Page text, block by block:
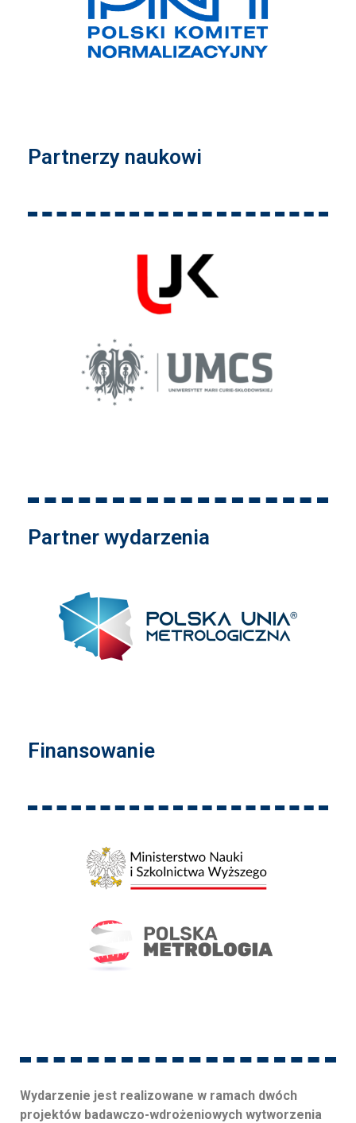
Partnerzy naukowi
Partner wydarzenia
Finansowanie
Wydarzenie jest realizowane w ramach dwóch
projektów badawczo-wdrożeniowych wytworzenia